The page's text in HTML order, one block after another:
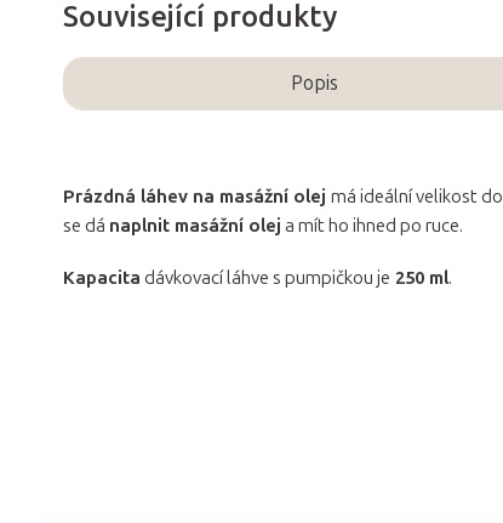
Související produkty
Popis
Prázdná láhev na masážní olej má ideální velikost do
se dá naplnit masážní olej a mít ho ihned po ruce.
Kapacita dávkovací láhve s pumpičkou je 250 ml.